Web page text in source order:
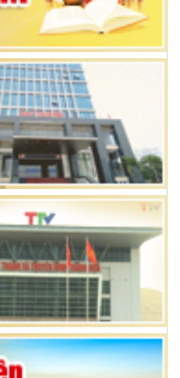
thứ 9, Quốc
HĐND tỉnh
2021 - 2026
đồng nhân dân